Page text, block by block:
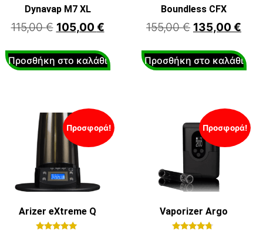
Dynavap M7 XL
115,00€ 105,00 €
Προσθήκη στο καλάθι
Boundless CFX
155,00€ 135,00 €
Προσθήκη στο καλάθι
Προσφορά!
Arizer eXtreme Q
Προσφορά!
Vaporizer Argo